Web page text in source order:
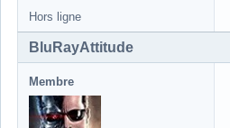
Hors ligne
BluRayAttitude
Membre